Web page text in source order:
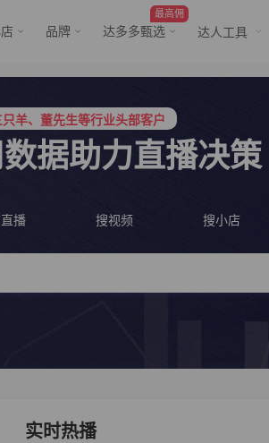
品牌
最高佣
达多多甄选 达人工具
只羊、董先生等行业头部客户
格屠夫，年卡会员低至798/年
据助力直播决策
播 搜视频 搜小店
实时热播